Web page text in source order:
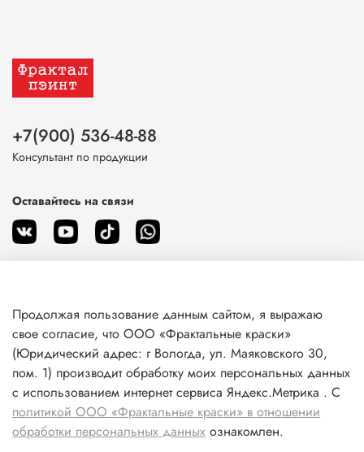
О магазине
Клиентам
Информация
+7(900) 536-48-88
Консультант по продукции
Оставайтесь на связи
Продолжая пользование данным сайтом, я выражаю
свое согласие, что ООО «Фрактальные краски»
(Юридический адрес: г Вологда, ул. Маяковского 30,
пом. 1) производит обработку моих персональных данных
с использованием интернет сервиса Яндекс.Метрика . С
политикой ООО «Фрактальные краски» в отношении
обработки персональных данных ознакомлен.